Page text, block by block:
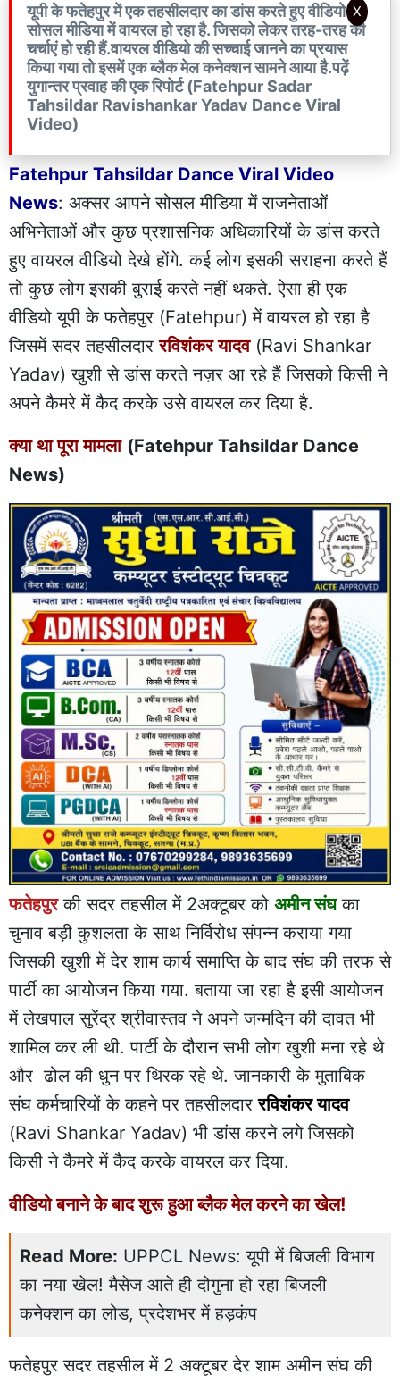
यूपी के फतेहपुर में एक तहसीलदार का डांस करते हुए वीडियो
सोसल मीडिया में वायरल हो रहा है. जिसको लेकर तरह-तरह की
चर्चाएं हो रही हैं.वायरल वीडियो की सच्चाई जानने का प्रयास
किया गया तो इसमें एक ब्लैक मेल कनेक्शन सामने आया है.पढ़ें
युगान्तर प्रवाह की एक रिपोर्ट (Fatehpur Sadar
Tahsildar Ravishankar Yadav Dance Viral
Video)
Fatehpur Tahsildar Dance Viral Video
News: अक्सर आपने सोसल मीडिया में राजनेताओं
अभिनेताओं और कुछ प्रशासनिक अधिकारियों के डांस करते
हुए वायरल वीडियो देखे होंगे. कई लोग इसकी सराहना करते हैं
तो कुछ लोग इसकी बुराई करते नहीं थकते. ऐसा ही एक
वीडियो यूपी के फतेहपुर (Fatehpur) में वायरल हो रहा है
जिसमें सदर तहसीलदाररविशंकर यादव(Ravi Shankar
Yadav) खुशी से डांस करते नज़र आ रहे हैं जिसको किसी ने
अपने कैमरे में कैद करके उसे वायरल कर दिया है.
क्या था पूरा मामला (Fatehpur Tahsildar Dance
News)
फतेहपुरकी सदर तहसील में 2अक्टूबर को अमीन संघका
चुनाव बड़ी कुशलता के साथ निर्विरोध संपन्न कराया गया
जिसकी खुशी में देर शाम कार्य समाप्ति के बाद संघ की तरफ से
पार्टी का आयोजन किया गया. बताया जा रहा है इसी आयोजन
में लेखपाल सुरेंद्र श्रीवास्तव ने अपने जन्मदिन की दावत भी
शामिल कर ली थी. पार्टी के दौरान सभी लोग खुशी मना रहे थे
और ढोल की धुन पर थिरक रहे थे. जानकारी के मुताबिक
संघ कर्मचारियों के कहने पर तहसीलदाररविशंकर यादव
(Ravi Shankar Yadav) भी डांस करने लगे जिसको
किसी ने कैमरे में कैद करके वायरल कर दिया.
X
वीडियो बनाने के बाद शुरू हुआ ब्लैक मेल करने का खेल!
Read More: UPPCL News: यूपी में बिजली विभाग
का नया खेल! मैसेज आते ही दोगुना हो रहा बिजली
कनेक्शन का लोड, प्रदेशभर में हड़कंप
फतेहपुर सदर तहसील में 2 अक्टूबर देर शाम अमीन संघ की